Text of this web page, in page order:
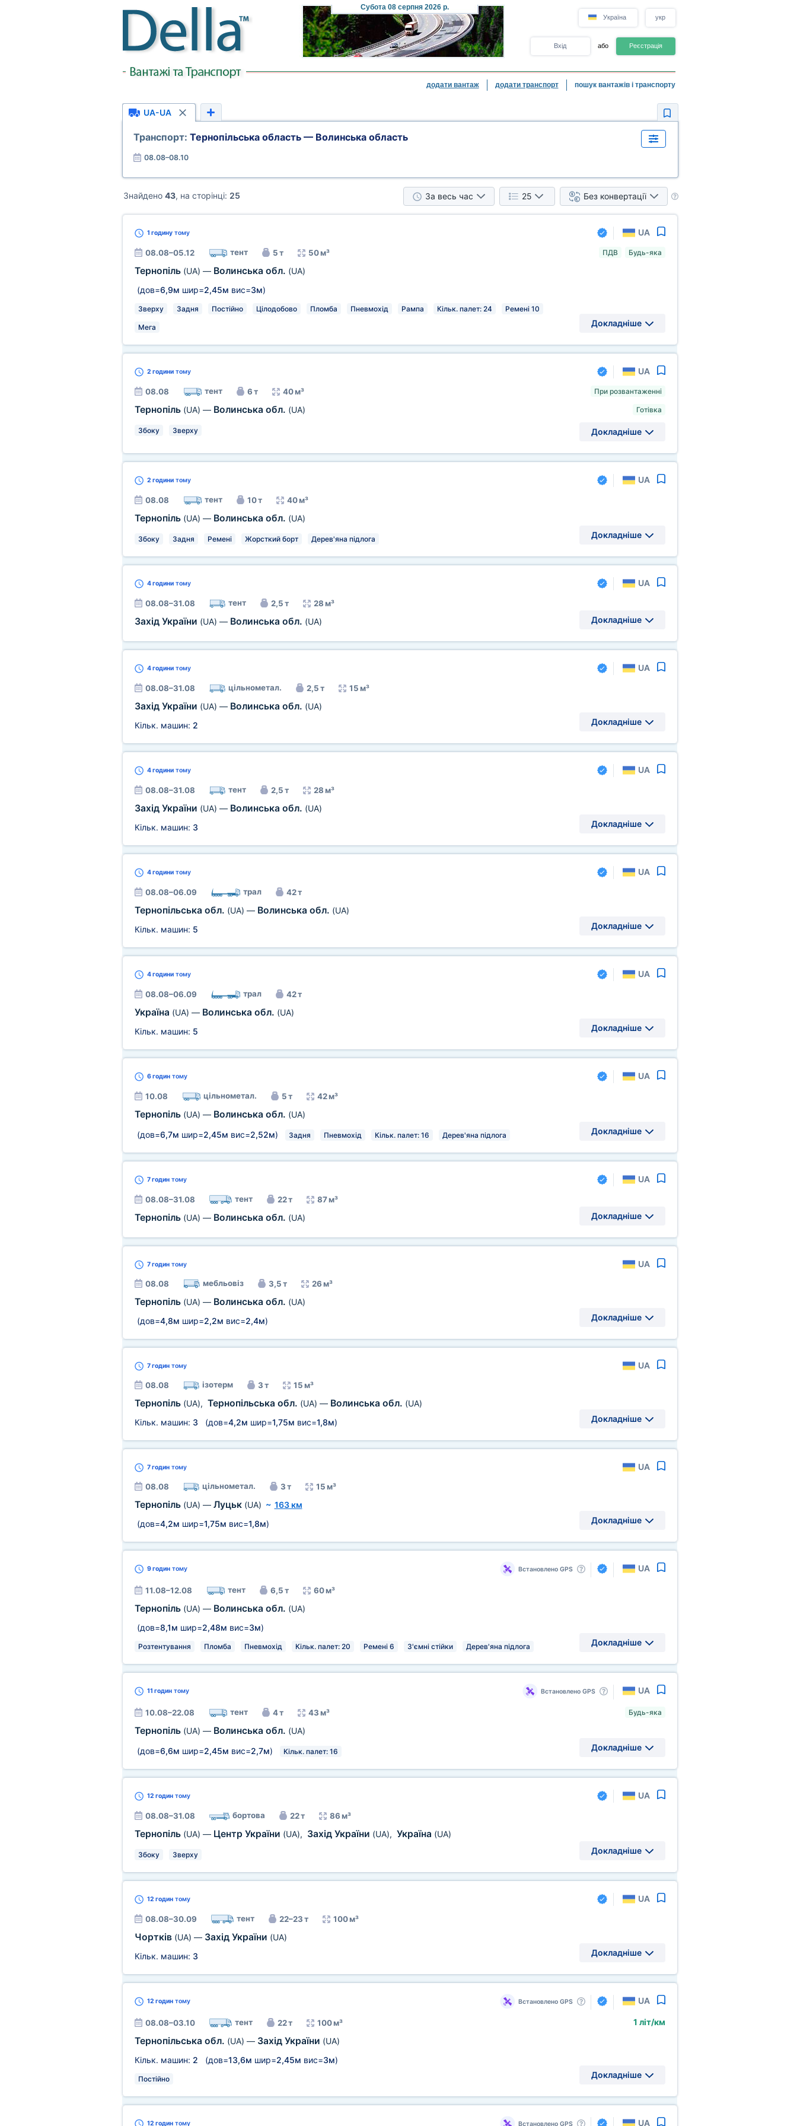
Субота08 серпня 2026 р.
Україна укр
Вхід або Реєстрація
додати вантаж додати транспорт пошук вантажів і транспорту
UA-UA
Транспорт: Тернопільська область — Волинська область
08.08–08.10
Знайдено 43, на сторінці: 25 За весь час 25 Без конвертації
1 годинутому UA
08.08–05.12 тент 5 т 50 м³
Тернопіль (UA) — Волинська обл. (UA)
(дов=6,9м шир=2,45м вис=3м)
Зверху Задня Постійно Цілодобово Пломба Пневмохід Рампа Кільк. палет: 24 Ремені 10
Мега
ПДВ Будь-яка
Докладніше
2 годинитому UA
08.08 тент 6 т 40 м³
Тернопіль (UA) — Волинська обл. (UA)
Збоку Зверху
При розвантаженні
Готівка
Докладніше
2 годинитому UA
08.08 тент 10 т 40 м³
Тернопіль (UA) — Волинська обл. (UA)
Збоку Задня Ремені Жорсткий борт Дерев'яна підлога Докладніше
4 годинитому UA
08.08–31.08 тент 2,5 т 28 м³
Захід України (UA) — Волинська обл. (UA) Докладніше
4 годинитому UA
08.08–31.08 цільнометал. 2,5 т 15 м³
Захід України (UA) — Волинська обл. (UA)
Кільк. машин: 2 Докладніше
4 годинитому UA
08.08–31.08 тент 2,5 т 28 м³
Захід України (UA) — Волинська обл. (UA)
Кільк. машин: 3 Докладніше
4 годинитому UA
08.08–06.09 трал 42 т
Тернопільська обл. (UA) — Волинська обл. (UA)
Кільк. машин: 5 Докладніше
4 годинитому UA
08.08–06.09 трал 42 т
Україна (UA) — Волинська обл. (UA)
Кільк. машин: 5 Докладніше
6 годинтому UA
10.08 цільнометал. 5 т 42 м³
Тернопіль (UA) — Волинська обл. (UA)
(дов=6,7м шир=2,45м вис=2,52м) Задня Пневмохід Кільк. палет: 16 Дерев'яна підлога Докладніше
7 годинтому UA
08.08–31.08 тент 22 т 87 м³
Тернопіль (UA) — Волинська обл. (UA) Докладніше
7 годинтому UA
08.08 мебльовіз 3,5 т 26 м³
Тернопіль (UA) — Волинська обл. (UA)
(дов=4,8м шир=2,2м вис=2,4м) Докладніше
7 годинтому UA
08.08 ізотерм 3 т 15 м³
Тернопіль (UA), Тернопільська обл. (UA) — Волинська обл. (UA)
Кільк. машин: 3 (дов=4,2м шир=1,75м вис=1,8м) Докладніше
7 годинтому UA
08.08 цільнометал. 3 т 15 м³
Тернопіль (UA) — Луцьк (UA) ~ 163 км
(дов=4,2м шир=1,75м вис=1,8м) Докладніше
9 годинтому Встановлено GPS UA
11.08–12.08 тент 6,5 т 60 м³
Тернопіль (UA) — Волинська обл. (UA)
(дов=8,1м шир=2,48м вис=3м)
Розтентування Пломба Пневмохід Кільк. палет: 20 Ремені 6 З'ємні стійки Дерев'яна підлога Докладніше
11 годинтому Встановлено GPS UA
10.08–22.08 тент 4 т 43 м³
Тернопіль (UA) — Волинська обл. (UA)
(дов=6,6м шир=2,45м вис=2,7м) Кільк. палет: 16
Будь-яка
Докладніше
12 годинтому UA
08.08–31.08 бортова 22 т 86 м³
Тернопіль (UA) — Центр України (UA), Захід України (UA), Україна (UA)
Збоку Зверху Докладніше
12 годинтому UA
08.08–30.09 тент 22–23 т 100 м³
Чортків (UA) — Захід України (UA)
Кільк. машин: 3 Докладніше
12 годинтому Встановлено GPS UA
08.08–03.10 тент 22 т 100 м³
Тернопільська обл. (UA) — Захід України (UA)
Кільк. машин: 2 (дов=13,6м шир=2,45м вис=3м)
Постійно
1 літ/км
Докладніше
12 годинтому Встановлено GPS UA